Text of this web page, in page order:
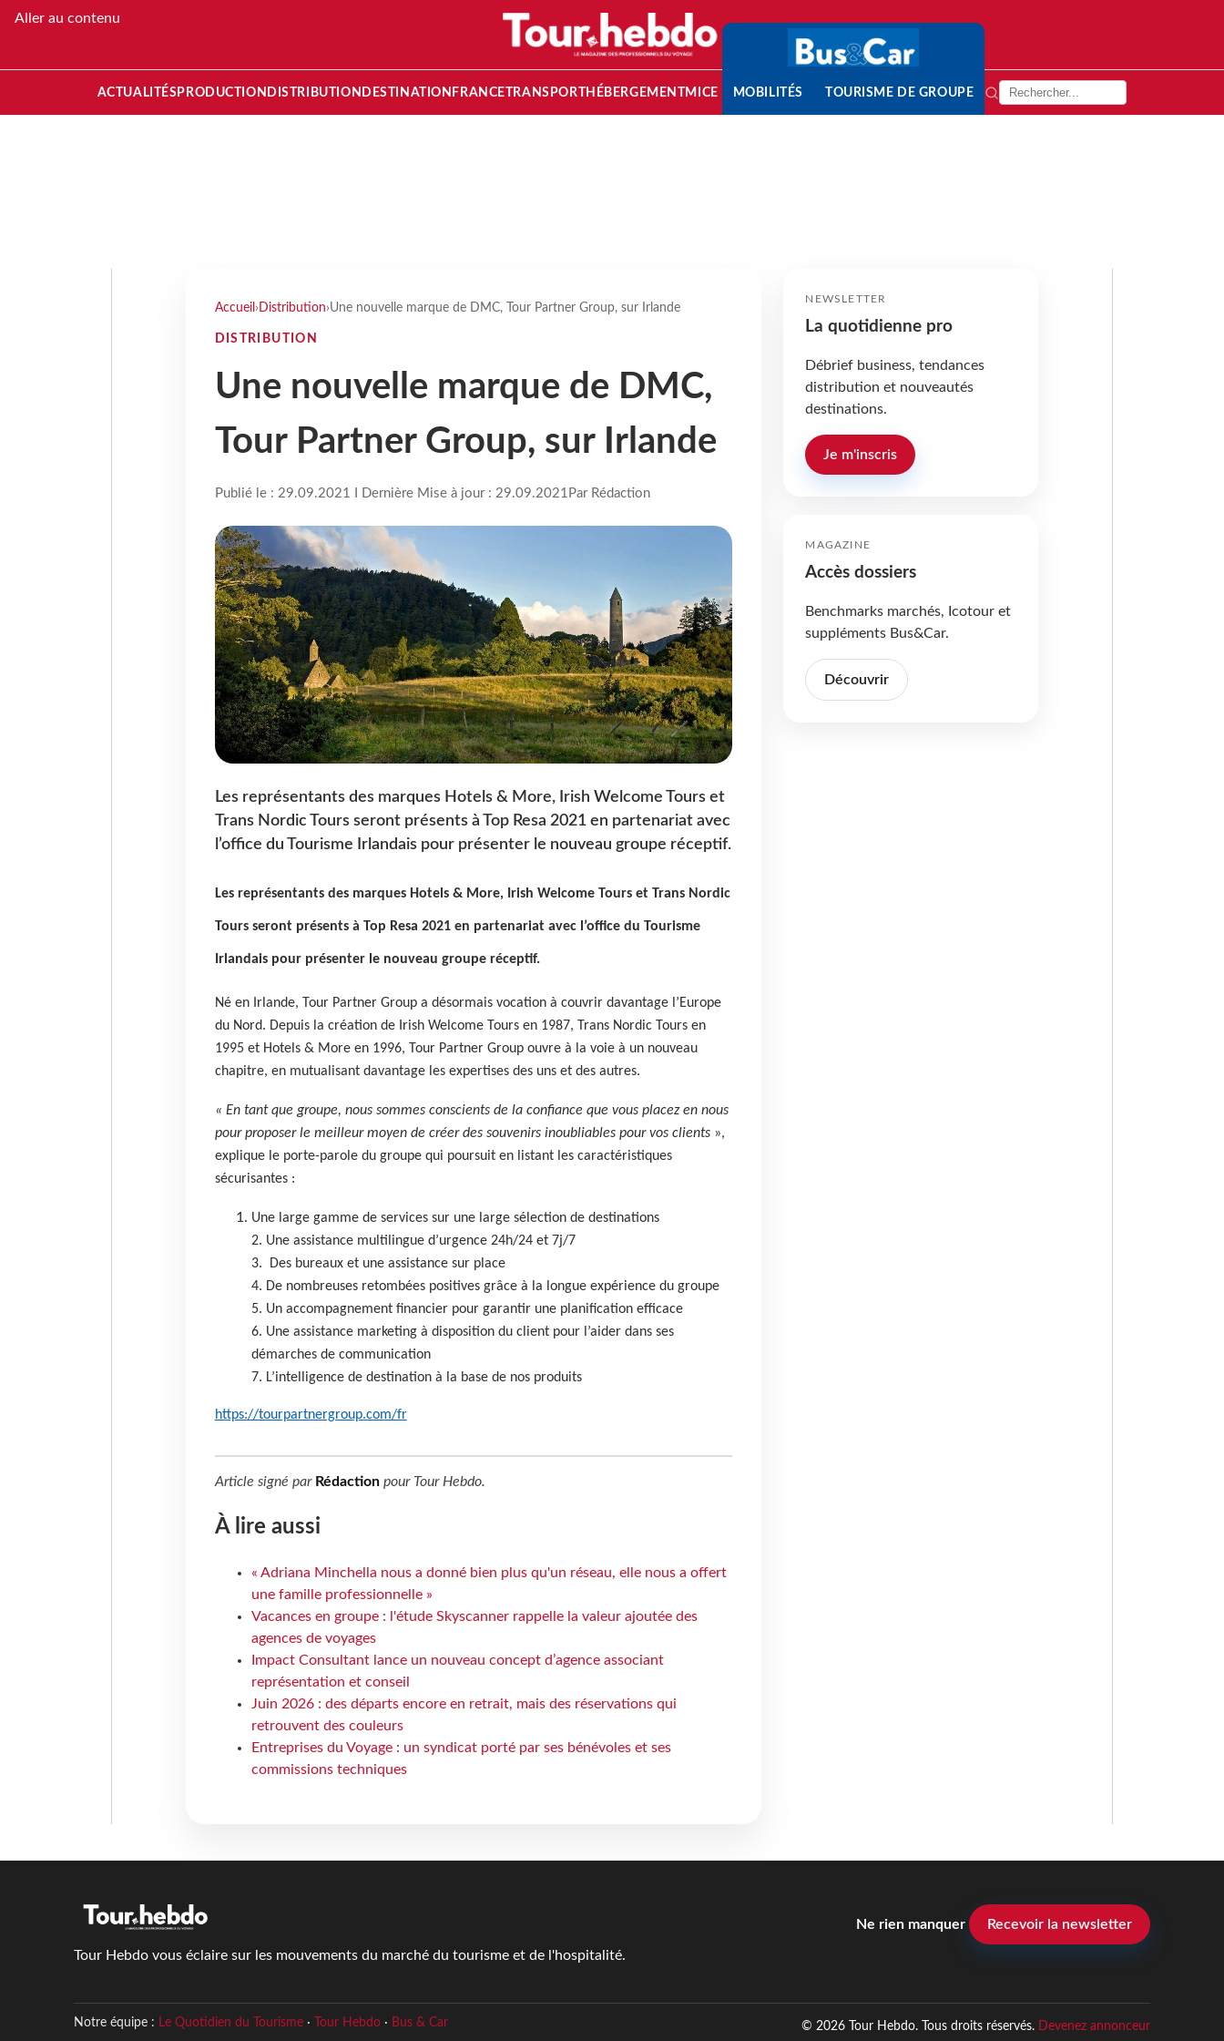
Aller au contenu
ACTUALITÉS PRODUCTION DISTRIBUTION DESTINATION FRANCETRANSPORT HÉBERGEMENTMICE MOBILITÉS TOURISME DE GROUPE
Accueil › Distribution›Une nouvelle marque de DMC, Tour Partner Group, sur Irlande
DISTRIBUTION
Une nouvelle marque de DMC,
Tour Partner Group, sur Irlande
Publié le : 29.09.2021 I Dernière Mise à jour : 29.09.2021 Par Rédaction
Les représentants des marques Hotels & More, Irish Welcome Tours et
Trans Nordic Tours seront présents à Top Resa 2021 en partenariat avec
l’office du Tourisme Irlandais pour présenter le nouveau groupe réceptif.
Les représentants des marques Hotels & More, Irish Welcome Tours et Trans Nordic
Tours seront présents à Top Resa 2021 en partenariat avec l’office du Tourisme
Irlandais pour présenter le nouveau groupe réceptif.
Né en Irlande, Tour Partner Group a désormais vocation à couvrir davantage l’Europe
du Nord. Depuis la création de Irish Welcome Tours en 1987, Trans Nordic Tours en
1995 et Hotels & More en 1996, Tour Partner Group ouvre à la voie à un nouveau
chapitre, en mutualisant davantage les expertises des uns et des autres.
« En tant que groupe, nous sommes conscients de la confiance que vous placez en nous
pour proposer le meilleur moyen de créer des souvenirs inoubliables pour vos clients»,
explique le porte-parole du groupe qui poursuit en listant les caractéristiques
sécurisantes :
Une large gamme de services sur une large sélection de destinations
2. Une assistance multilingue d’urgence 24h/24 et 7j/7
3. Des bureaux et une assistance sur place
4. De nombreuses retombées positives grâce à la longue expérience du groupe
5. Un accompagnement financier pour garantir une planification efficace
6. Une assistance marketing à disposition du client pour l’aider dans ses
démarches de communication
7. L’intelligence de destination à la base de nos produits
https://tourpartnergroup.com/fr
Article signé par Rédactionpour Tour Hebdo.
À lire aussi
« Adriana Minchella nous a donné bien plus qu'un réseau, elle nous a offert
une famille professionnelle »
Vacances en groupe : l'étude Skyscanner rappelle la valeur ajoutée des
agences de voyages
Impact Consultant lance un nouveau concept d’agence associant
représentation et conseil
Juin 2026 : des départs encore en retrait, mais des réservations qui
retrouvent des couleurs
Entreprises du Voyage : un syndicat porté par ses bénévoles et ses
commissions techniques
NEWSLETTER
La quotidienne pro
Débrief business, tendances
distribution et nouveautés
destinations.
Je m'inscris
MAGAZINE
Accès dossiers
Benchmarks marchés, Icotour et
suppléments Bus&Car.
Découvrir
Tour Hebdo vous éclaire sur les mouvements du marché du tourisme et de l'hospitalité.
Ne rien manquer Recevoir la newsletter
Notre équipe : Le Quotidien du Tourisme· Tour Hebdo· Bus & Car © 2026 Tour Hebdo. Tous droits réservés. Devenez annonceur